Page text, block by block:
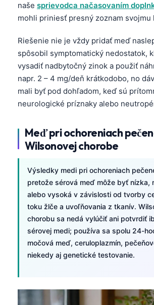
naše sprievodca načasovaním
mohli priniesť presný zoznam svojmu
Riešenie nie je vždy pridať meď
spôsobil symptomatický nedostatok,
vysadiť nadbytočný zinok a použiť
napr. 2 – 4 mg/deň krátkodobo, no
mali byť pod dohľadom, keď sú
neurologické príznaky alebo
Meď pri ochoreniach
Wilsonovej chorobe
Výsledky medi pri ochoreniach
pretože sérová meď môže byť nízka,
alebo vysoká v závislosti od tvorby
toku žlče a uvoľňovania z tkanív.
chorobu sa nedá vylúčiť ani potvrdiť
sérovej medi; používa sa spolu 24-
močová meď, ceruloplazmín,
niekedy aj genetické testovanie.